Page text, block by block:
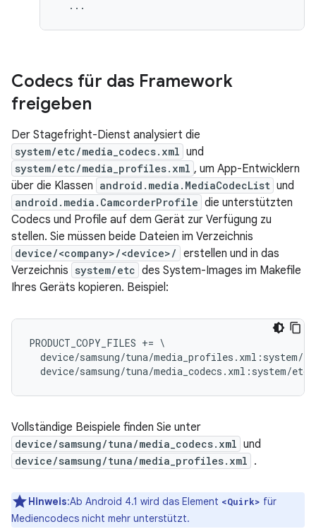
Codecs für das Framework
freigeben
Der Stagefright-Dienst analysiert die
system/etc/media_codecs.xml und
system/etc/media_profiles.xml , um App-Entwicklern
über die Klassen android.media.MediaCodecList und
android.media.CamcorderProfile die unterstützten
Codecs und Profile auf dem Gerät zur Verfügung zu
stellen. Sie müssen beide Dateien im Verzeichnis
device/<company>/<device>/ erstellen und in das
Verzeichnis system/etc des System-Images im Makefile
Ihres Geräts kopieren. Beispiel:
PRODUCT_COPY_FILES += \
device/samsung/tuna/media_profiles.xml:system/
Vollständige Beispiele finden Sie unter
device/samsung/tuna/media_codecs.xml und
device/samsung/tuna/media_profiles.xml .
Hinweis:Ab Android 4.1 wird das Element <Quirk> für
Mediencodecs nicht mehr unterstützt.